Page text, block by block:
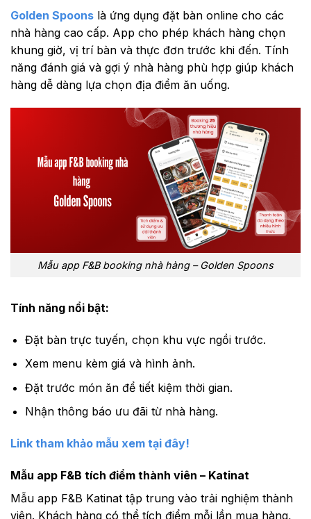
Golden Spoons là ứng dụng đặt bàn online cho các
nhà hàng cao cấp. App cho phép khách hàng chọn
khung giờ, vị trí bàn và thực đơn trước khi đến. Tính
năng đánh giá và gợi ý nhà hàng phù hợp giúp khách
hàng dễ dàng lựa chọn địa điểm ăn uống.
Mẫu app F&B booking nhà hàng – Golden Spoons
Tính năng nổi bật:
Đặt bàn trực tuyến, chọn khu vực ngồi trước.
Xem menu kèm giá và hình ảnh.
Đặt trước món ăn để tiết kiệm thời gian.
Nhận thông báo ưu đãi từ nhà hàng.
Link tham khảo mẫu xem tại đây!
Mẫu app F&B tích điểm thành viên – Katinat
Mẫu app F&B Katinat tập trung vào trải nghiệm thành
viên. Khách hàng có thể tích điểm mỗi lần mua hàng,